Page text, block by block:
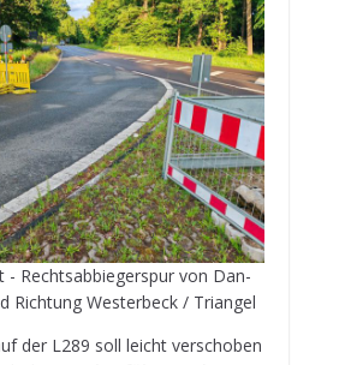
- Rechts­ab­bie­ger­spur von Dan­
Rich­tung Wes­ter­beck / Triangel
der L289 soll leicht ver­scho­ben